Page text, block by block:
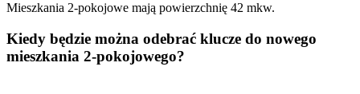
Mieszkania 2-pokojowe mają powierzchnię 42 mkw.
Kiedy będzie można odebrać klucze do nowego
mieszkania 2-pokojowego?